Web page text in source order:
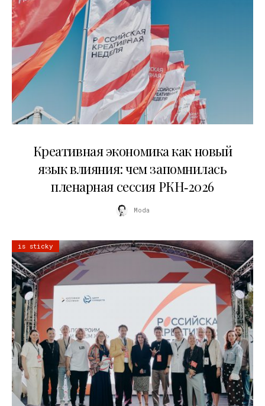
Креативная экономика как новый
язык влияния: чем запомнилась
пленарная сессия РКН‑2026
Moda
is sticky